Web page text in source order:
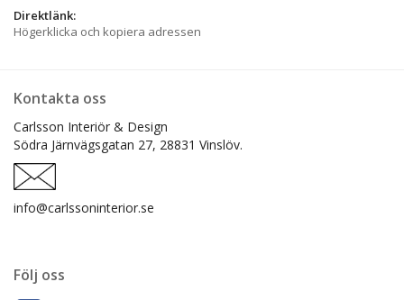
Direktlänk:
Högerklicka och kopiera adressen
Kontakta oss
Carlsson Interiör & Design
Södra Järnvägsgatan 27, 28831 Vinslöv.
info@carlssoninterior.se
Följ oss